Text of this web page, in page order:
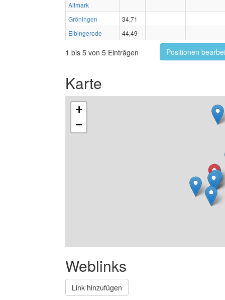
Altmark
Gröningen
34,71
Elbingerode
44,49
1 bis 5 von 5 Einträgen Positionen
Karte
+
−
Weblinks
Link hinzufügen